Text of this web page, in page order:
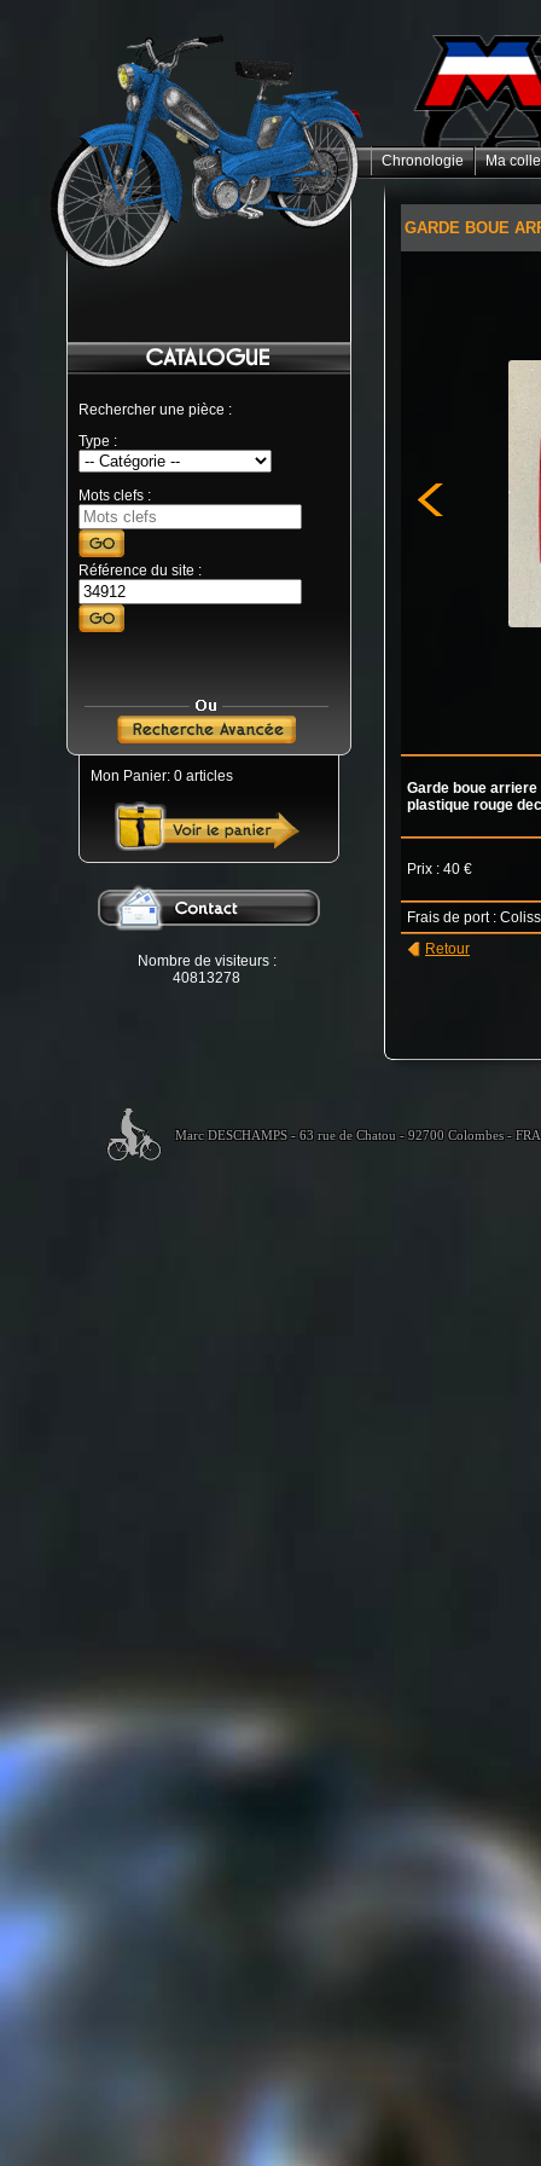
Rechercher une pièce :
Type :
Mots clefs :
Référence du site :
Mon Panier: 0 articles
Nombre de visiteurs :
40813278
Chronologie Ma
GARDE BOUE
Garde boue
plastique rouge
Prix : 40 €
Frais de port :
Retour
Marc DESCHAMPS - 63 rue de Chatou - 92700 Colombes -